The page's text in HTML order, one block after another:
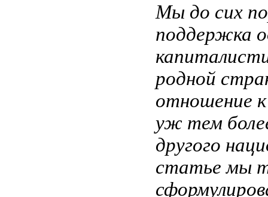
Мы до сих
поддержка
родной
отношение
уж тем
другого
статье мы